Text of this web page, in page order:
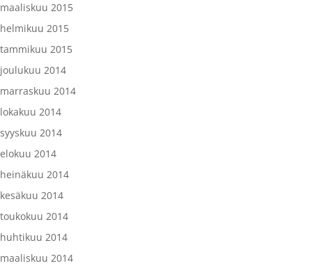
maaliskuu 2015
helmikuu 2015
tammikuu 2015
joulukuu 2014
marraskuu 2014
lokakuu 2014
syyskuu 2014
elokuu 2014
heinäkuu 2014
kesäkuu 2014
toukokuu 2014
huhtikuu 2014
maaliskuu 2014